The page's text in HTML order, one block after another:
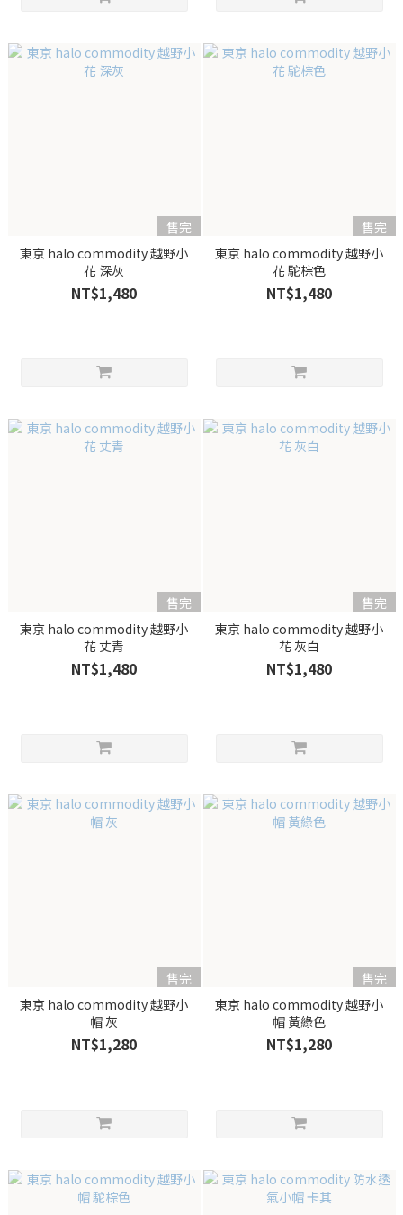
售完
東京 halo commodity 越野小
花 深灰
NT$1,480
售完
東京 halo commodity 越野小
花 駝棕色
NT$1,480
售完
東京 halo commodity 越野小
花 丈青
NT$1,480
售完
東京 halo commodity 越野小
花 灰白
NT$1,480
售完
東京 halo commodity 越野小
帽 灰
NT$1,280
售完
東京 halo commodity 越野小
帽 黃綠色
NT$1,280